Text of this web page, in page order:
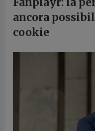
ancora
cookie